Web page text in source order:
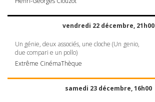
vendredi 22 décembre, 21h00
Un génie, deux associés, une cloche (Un genio,
due compari e un pollo)
Extrême CinémaThèque
samedi 23 décembre, 16h00